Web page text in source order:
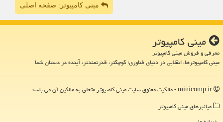
مینی کامپیوتر: صفحه اصلی
مینی كامپیوتر
معرفی و فروش مینی کامپیوتر
مینی کامپیوترها، انقلابی در دنیای فناوری؛ کوچکتر، قدرتمندتر، آینده در دستان شما
میانبرهای مینی كامپیوتر